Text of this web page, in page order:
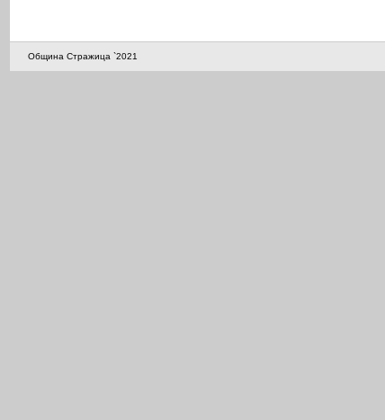
Община Стражица `2021